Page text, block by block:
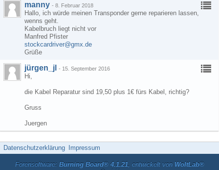
manny - 8. Februar 2018
Hallo, ich würde meinen Transponder gerne reparieren lassen,
wenns geht.
Kabelbruch liegt nicht vor
Manfred Pfister
stockcardriver@gmx.de
Grüße
jürgen_jl - 15. September 2016
Hi,
die Kabel Reparatur sind 19,50 plus 1€ fürs Kabel, richtig?
Gruss
Juergen
Datenschutzerklärung Impressum
Forensoftware: Burning Board® 4.1.21, entwickelt von WoltLab®